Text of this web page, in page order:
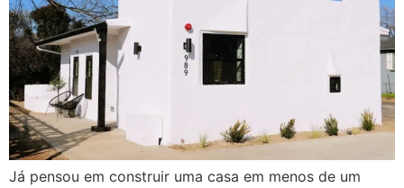
Já pensou em construir uma casa em menos de um